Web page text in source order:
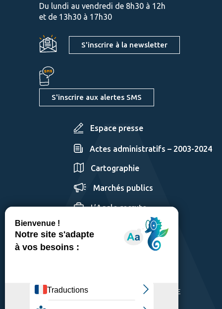
Du lundi au vendredi de 8h30 à 12h
et de 13h30 à 17h30
S'inscrire à la newsletter
S'inscrire aux alertes SMS
Espace presse
Actes administratifs – 2003-2024
Cartographie
Marchés publics
L’Agglo recrute
ACCESSIBILITÉ: PARTIELLEMENT CONFORME
POLITIQUE DE CONFIDENTIALITÉ